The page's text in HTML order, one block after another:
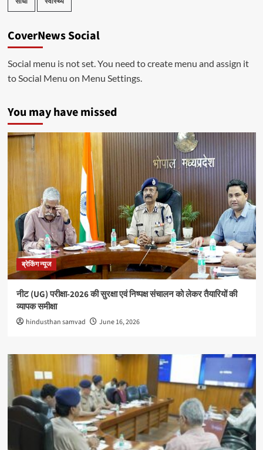
CoverNews Social
Social menu is not set. You need to create menu and assign it
to Social Menu on Menu Settings.
You may have missed
ब्रेकिंग न्यूज
नीट (UG) परीक्षा-2026 की सुरक्षा एवं निष्पक्ष संचालन को लेकर तैयारियों की
व्यापक समीक्षा
hindusthan samvad June 16, 2026